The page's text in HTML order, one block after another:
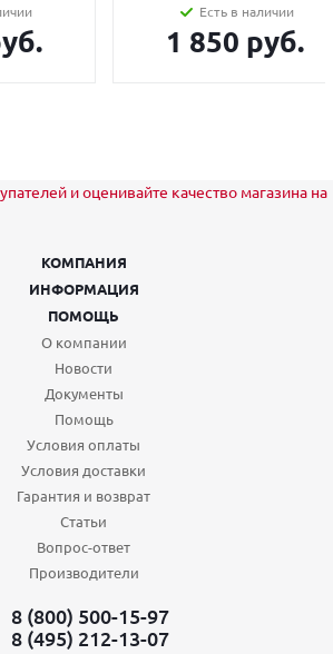
Есть в наличии
1 850 руб.
КОМПАНИЯ
ИНФОРМАЦИЯ
ПОМОЩЬ
О компании
Новости
Документы
Помощь
Условия оплаты
Условия доставки
Гарантия и возврат
Статьи
Вопрос-ответ
Производители
8 (800) 500-15-97
8 (495) 212-13-07